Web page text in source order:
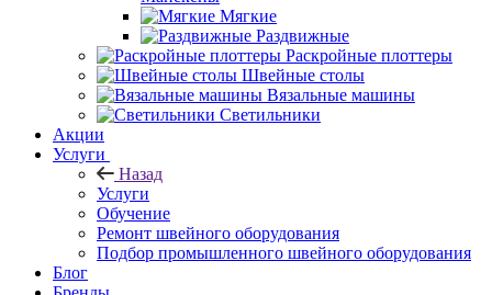
Мягкие
Раздвижные
Раскройные плоттеры
Швейные столы
Вязальные машины
Светильники
Акции
Услуги
Назад
Услуги
Обучение
Ремонт швейного оборудования
Подбор промышленного швейного оборудования
Блог